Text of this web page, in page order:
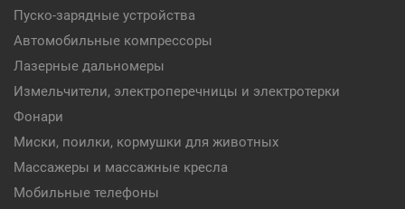
Пуско-зарядные устройства
Автомобильные компрессоры
Лазерные дальномеры
Измельчители, электроперечницы и электротерки
Фонари
Миски, поилки, кормушки для животных
Массажеры и массажные кресла
Мобильные телефоны